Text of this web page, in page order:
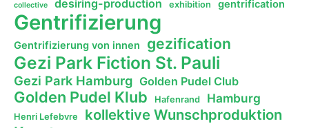
collective desiring-production exhibition gentrification
Gentrifizierung
Gentrifizierung von innen gezification
Gezi Park Fiction St. Pauli
Gezi Park Hamburg Golden Pudel Club
Golden Pudel Klub Hafenrand Hamburg
Henri Lefebvre kollektive Wunschproduktion